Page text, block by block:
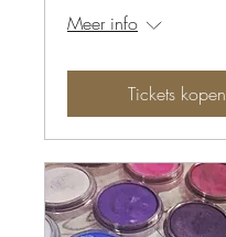
Meer info
Tickets kopen